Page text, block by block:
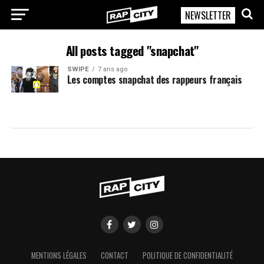
RapCity
NEWSLETTER
All posts tagged "snapchat"
SWIPE 7 ans ago
Les comptes snapchat des rappeurs français
MENTIONS LÉGALES CONTACT POLITIQUE DE CONFIDENTIALITÉ